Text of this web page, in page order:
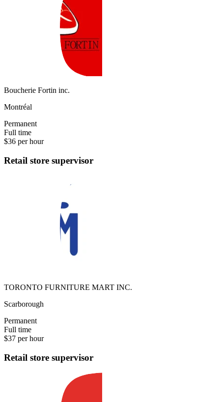
Boucherie Fortin inc.
Montréal
Permanent
Full time
$36 per hour
Retail store supervisor
TORONTO FURNITURE MART INC.
Scarborough
Permanent
Full time
$37 per hour
Retail store supervisor